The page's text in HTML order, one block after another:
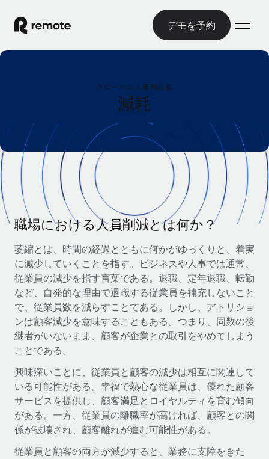
デモを予約
グローバル雇用
グローバル給与処理
コンプライアンス対応の給与処理を手軽に
Employer of Record（EOR）
グローバル展開をコストをかけずに実現
Contractor of Record
契約社員管理
世界中の契約社員をオンボーディングし、管理
PEO
複雑な雇用関連業務を外部委託
インフラ
Remote統合
人事機能をワークフローにシームレスに統合する
プラットフォーム
チームのための人事の基本機能を内蔵
接続 新しい
各国の制度に対応
国別ガイド
/国別のグローバル雇用支援を検索する
米国州エクスプローラー
米国の各州において採用プロセスを簡素化する
Remoteを他社と比較
他社と比較した、当社の強みを確認する
成長の段階
スタートアップ
成長中の企業向けのアジャイルなグローバルHR・給与処理ソ
リューション
ミッドマーケット
カスタマイズされた人事ソリューションでチームを拡大する
企業
大企業向けのグローバルHR
リソース
ツールと計算ツール
誤分類リスク判定ツール
国別に従業員の誤分類リスクを確認する
各国の総従業員コストを計算する
契約社員の報酬計算ツール
グローバルな契約社員向けに、通貨オプションと支払スピー
ドを確認する
REMOTEで学習
リサーチおよびガイド
活用事例
HR用語集
日本語
English
Nederlands
Français
Deutsch
Español
Italiano
Português (Portugal)
ログイン
グローバル人事用語集
減耗
職場における人員削減とは何か？
萎縮とは、時間の経過とともに何かがゆっくりと、着実
に減少していくことを指す。ビジネスや人事では通常、
従業員の減少を指す言葉である。退職、定年退職、転勤
など、自発的な理由で退職する従業員を補充しないこと
で、従業員数を減らすことである。しかし、アトリショ
ンは顧客減少を意味することもある。つまり、同数の後
継者がいないまま、顧客が企業との取引をやめてしまう
ことである。
興味深いことに、従業員と顧客の減少は相互に関連して
いる可能性がある。幸福で熱心な従業員は、優れた顧客
サービスを提供し、顧客満足とロイヤルティを育む傾向
がある。一方、従業員の離職率が高ければ、顧客との関
係が破壊され、顧客離れが進む可能性がある。
従業員と顧客の両方が減少すると、業務に支障をきた